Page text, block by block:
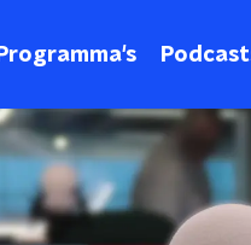
Programma's